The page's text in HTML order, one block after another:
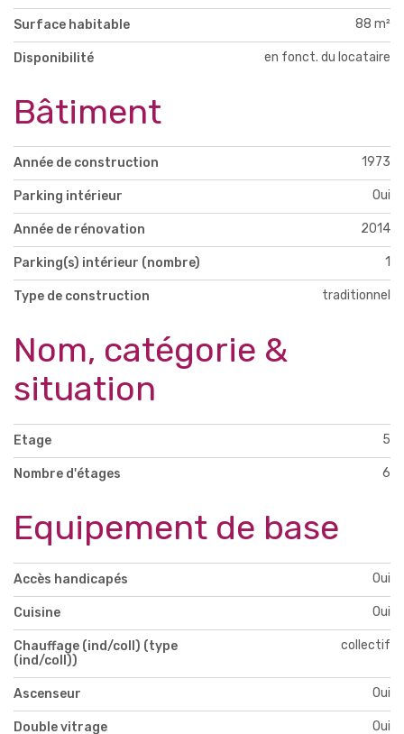
Surface habitable 88 m²
Disponibilité en fonct. du locataire
Bâtiment
Année de construction 1973
Parking intérieur Oui
Année de rénovation 2014
Parking(s) intérieur (nombre) 1
Type de construction traditionnel
Nom, catégorie &
situation
Etage 5
Nombre d'étages 6
Equipement de base
Accès handicapés Oui
Cuisine Oui
Chauffage (ind/coll) (type
(ind/coll))
collectif
Ascenseur Oui
Double vitrage Oui